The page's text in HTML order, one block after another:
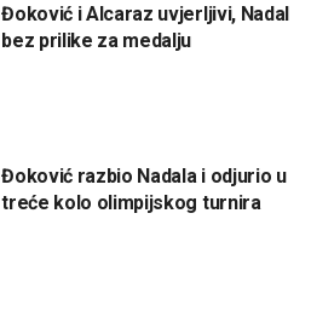
Đoković i Alcaraz uvjerljivi, Nadal
bez prilike za medalju
Đoković razbio Nadala i odjurio u
treće kolo olimpijskog turnira